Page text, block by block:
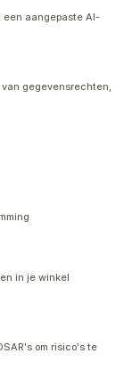
een aangepaste AI-
van gegevensrechten,
in je winkel
om risico's te